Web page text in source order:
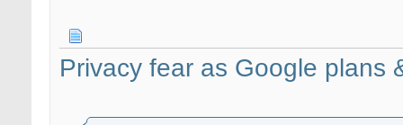
Privacy fear as Google plans